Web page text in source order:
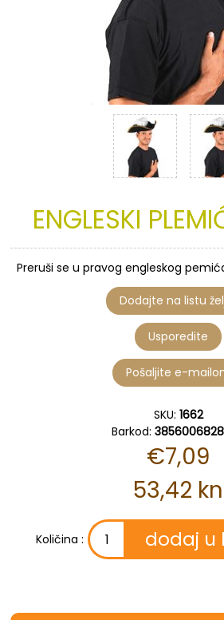
ENGLESKI
Preruši se u pravog engleskog
SKU: 1662
Barkod:
€7,09
53,42 kn
Količina :